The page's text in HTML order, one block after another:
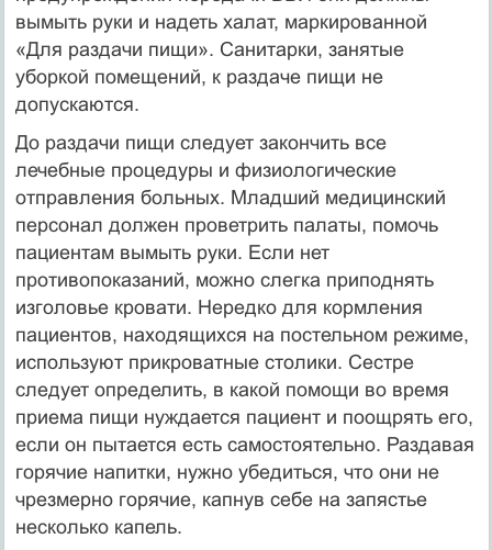
вымыть руки и надеть халат, маркированной
«Для раздачи пищи». Санитарки, занятые
уборкой помещений, к раздаче пищи не
допускаются.
До раздачи пищи следует закончить все
лечебные процедуры и физиологические
отправления больных. Младший медицинский
персонал должен проветрить палаты, помочь
пациентам вымыть руки. Если нет
противопоказаний, можно слегка приподнять
изголовье кровати. Нередко для кормления
пациентов, находящихся на постельном режиме,
используют прикроватные столики. Сестре
следует определить, в какой помощи во время
приема пищи нуждается пациент и поощрять его,
если он пытается есть самостоятельно. Раздавая
горячие напитки, нужно убедиться, что они не
чрезмерно горячие, капнув себе на запястье
несколько капель.